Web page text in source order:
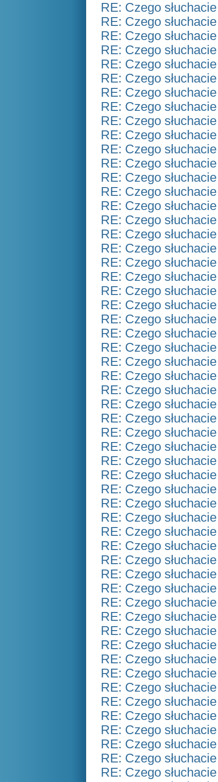
RE: Czego
RE: Czego
RE: Czego
RE: Czego
RE: Czego
RE: Czego
RE: Czego
RE: Czego
RE: Czego
RE: Czego
RE: Czego
RE: Czego
RE: Czego
RE: Czego
RE: Czego
RE: Czego
RE: Czego
RE: Czego
RE: Czego
RE: Czego
RE: Czego
RE: Czego
RE: Czego
RE: Czego
RE: Czego
RE: Czego
RE: Czego
RE: Czego
RE: Czego
RE: Czego
RE: Czego
RE: Czego
RE: Czego
RE: Czego
RE: Czego
RE: Czego
RE: Czego
RE: Czego
RE: Czego
RE: Czego
RE: Czego
RE: Czego
RE: Czego
RE: Czego
RE: Czego
RE: Czego
RE: Czego
RE: Czego
RE: Czego
RE: Czego
RE: Czego
RE: Czego
RE: Czego
RE: Czego
RE: Czego